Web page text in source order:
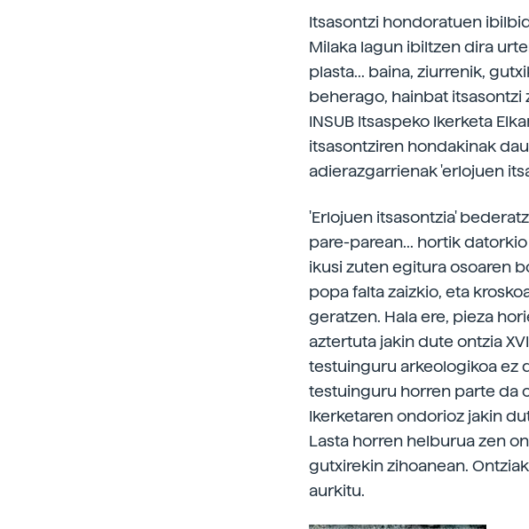
Itsasontzi hondoratuen
Milaka lagun ibiltzen dira
plasta... baina, ziurrenik,
beherago, hainbat itsasontzi
INSUB Itsaspeko Ikerketa
itsasontziren hondakinak
adierazgarrienak 'erlojuen
'Erlojuen itsasontzia'
pare-parean... hortik
ikusi zuten egitura osoaren
popa falta zaizkio, eta
geratzen. Hala ere, pieza
aztertuta jakin dute ontzia
testuinguru arkeologikoa ez
testuinguru horren parte da
Ikerketaren ondorioz jakin
Lasta horren helburua zen
gutxirekin zihoanean.
aurkitu.